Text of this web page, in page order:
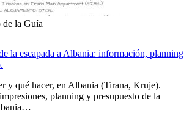
la Guía
la escapada a Albania: información, planning
y qué hacer, en Albania (Tirana, Kruje).
planning y presupuesto de la